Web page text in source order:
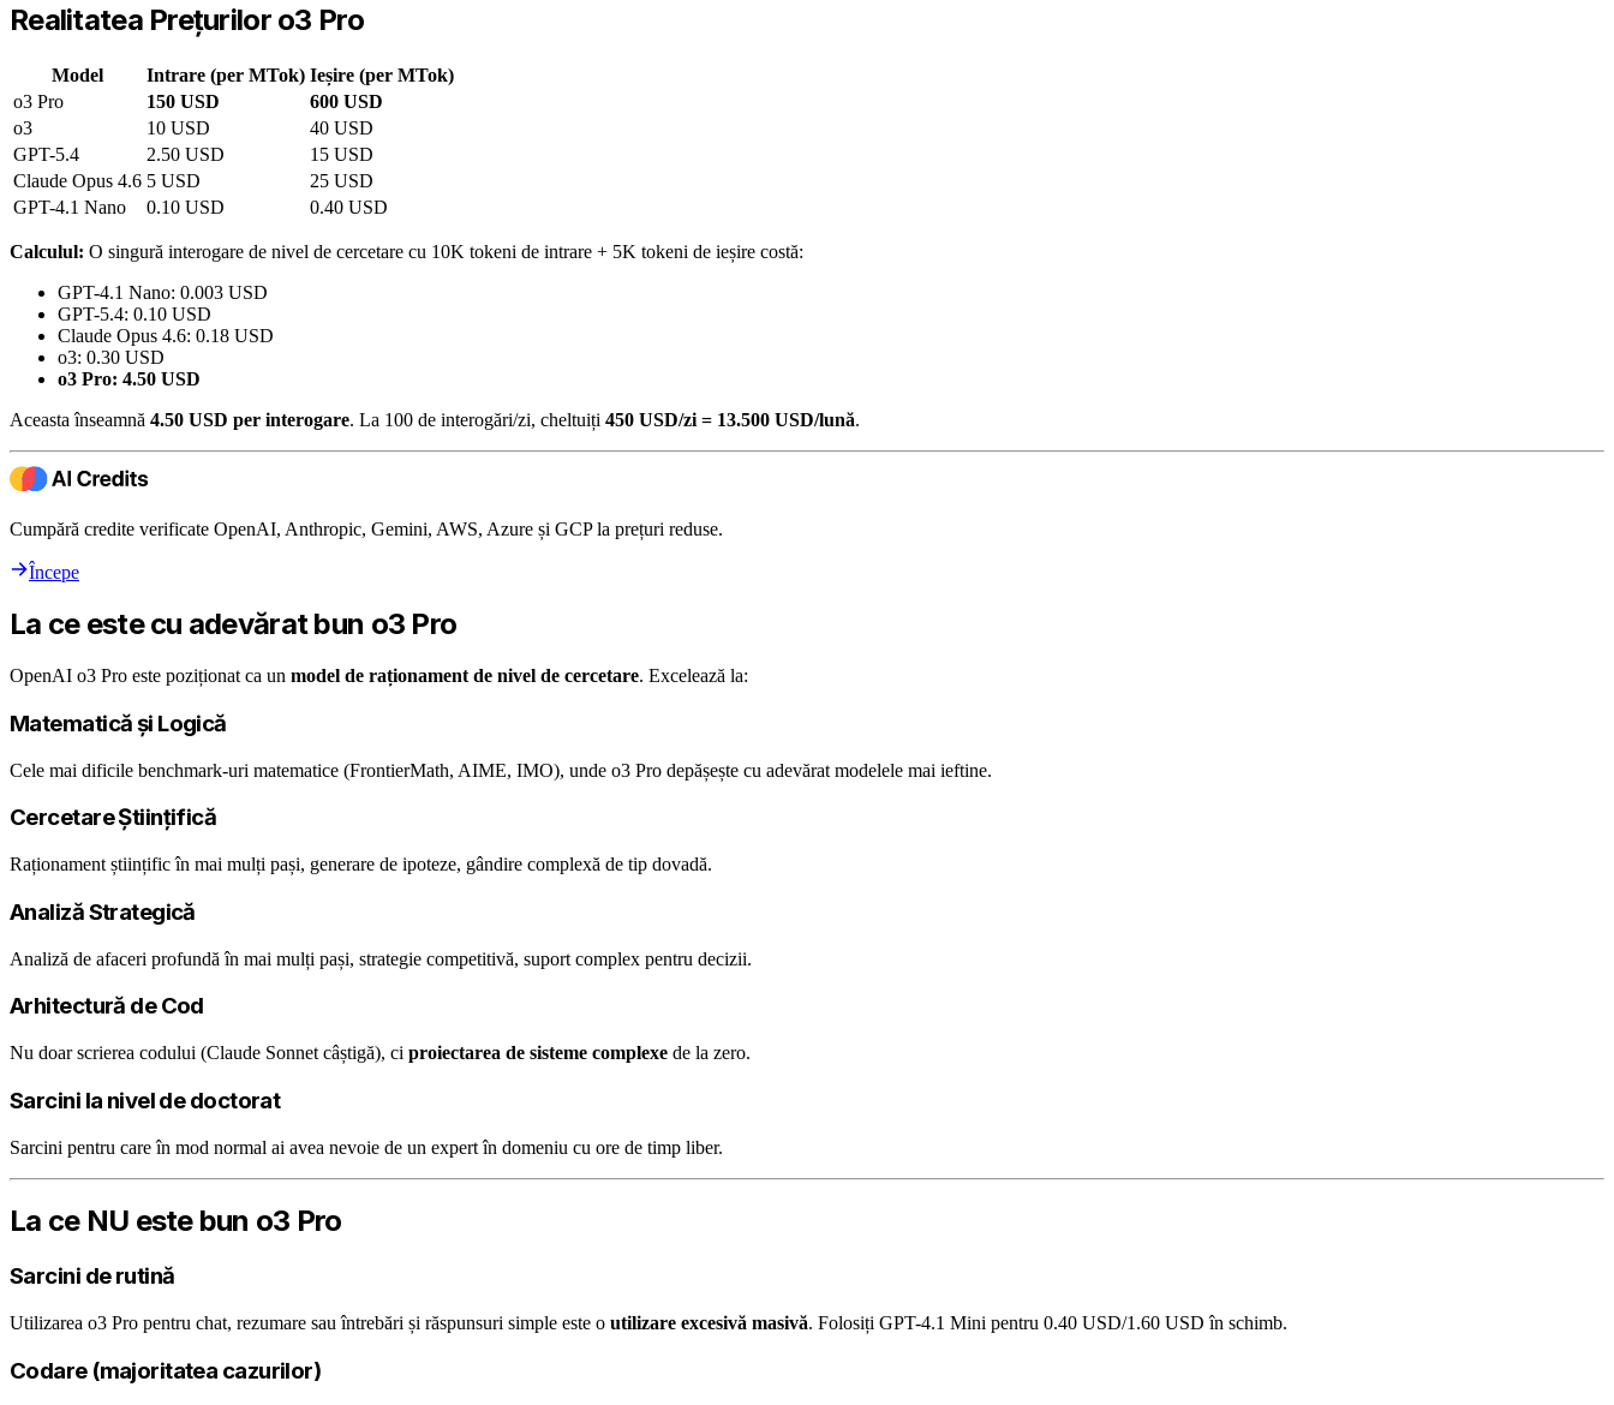
Realitatea Prețurilor o3 Pro
Model Intrare (per MTok) Ieșire (per MTok)
o3 Pro
150 USD
600 USD
o3
10 USD
40 USD
GPT-5.4
2.50 USD
15 USD
Claude Opus 4.6 5 USD
25 USD
GPT-4.1 Nano
0.10 USD 0.40 USD
Calculul: O singură interogare de nivel de cercetare cu 10K tokeni de intrare + 5K tokeni de ieșire costă:
GPT-4.1 Nano: 0.003 USD
GPT-5.4: 0.10 USD
Claude Opus 4.6: 0.18 USD
o3: 0.30 USD
o3 Pro: 4.50 USD
Aceasta înseamnă 4.50 USD per interogare. La 100 de interogări/zi, cheltuiți 450 USD/zi = 13.500 USD/lună.
Cumpără credite verificate OpenAI, Anthropic, Gemini, AWS, Azure și GCP la prețuri reduse.
Începe
La ce este cu adevărat bun o3 Pro
OpenAI o3 Pro este poziționat ca un model de raționament de nivel de cercetare. Excelează la:
Matematică și Logică
Cele mai dificile benchmark-uri matematice (FrontierMath, AIME, IMO), unde o3 Pro depășește cu adevărat modelele mai ieftine.
Cercetare Științifică
Raționament științific în mai mulți pași, generare de ipoteze, gândire complexă de tip dovadă.
Analiză Strategică
Analiză de afaceri profundă în mai mulți pași, strategie competitivă, suport complex pentru decizii.
Arhitectură de Cod
Nu doar scrierea codului (Claude Sonnet câștigă), ci proiectarea de sisteme complexe de la zero.
Sarcini la nivel de doctorat
Sarcini pentru care în mod normal ai avea nevoie de un expert în domeniu cu ore de timp liber.
La ce NU este bun o3 Pro
Sarcini de rutină
Utilizarea o3 Pro pentru chat, rezumare sau întrebări și răspunsuri simple este o utilizare excesivă masivă. Folosiți GPT-4.1 Mini pentru 0.40 USD/1.60 USD în schimb.
Codare (majoritatea cazurilor)